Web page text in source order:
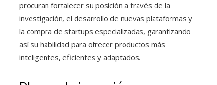
procuran fortalecer su posición a través de la
investigación, el desarrollo de nuevas plataformas y
la compra de startups especializadas, garantizando
así su habilidad para ofrecer productos más
inteligentes, eficientes y adaptados.